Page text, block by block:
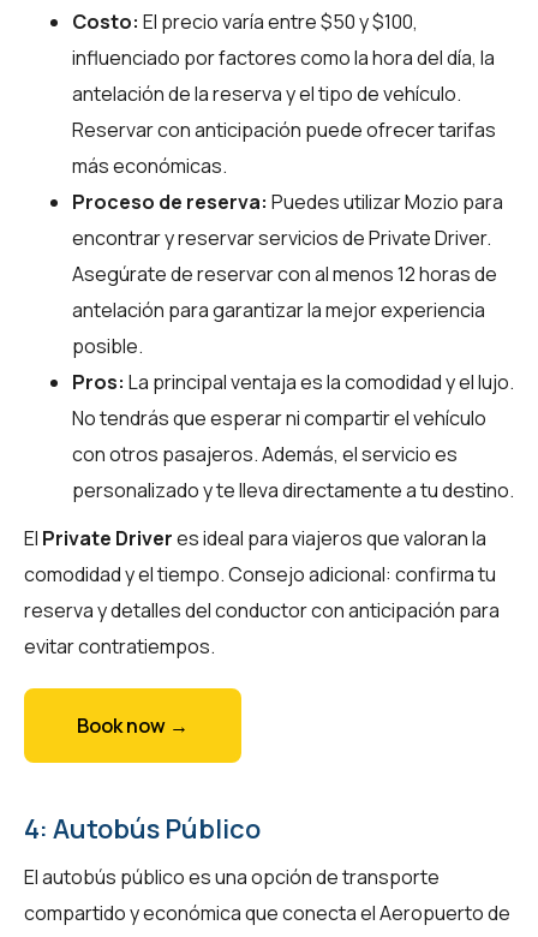
Costo: El precio varía entre $50 y $100,
influenciado por factores como la hora del día, la
antelación de la reserva y el tipo de vehículo.
Reservar con anticipación puede ofrecer tarifas
más económicas.
Proceso de reserva: Puedes utilizarMozio para
encontrar y reservar servicios de Private Driver.
Asegúrate de reservar con al menos 12 horas de
antelación para garantizar la mejor experiencia
posible.
Pros: La principal ventaja es la comodidad y el lujo.
No tendrás que esperar ni compartir el vehículo
con otros pasajeros. Además, el servicio es
personalizado y te lleva directamente a tu destino.
El Private Driveres ideal para viajeros que valoran la
comodidad y el tiempo. Consejo adicional: confirma tu
reserva y detalles del conductor con anticipación para
evitar contratiempos.
Book now →
4: Autobús Público
El autobús público es una opción de transporte
compartido y económica que conecta el Aeropuerto de